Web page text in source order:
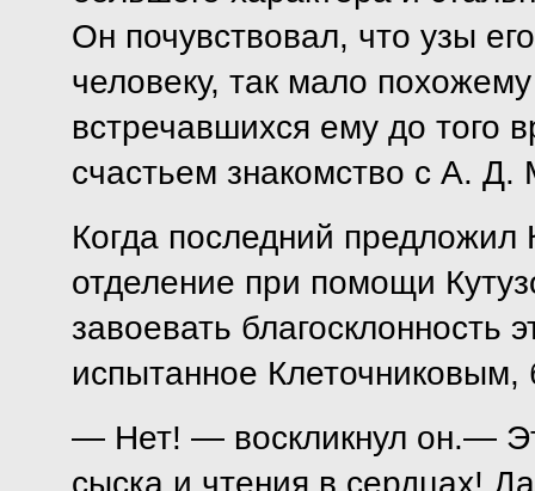
Он почувствовал, что узы
человеку, так мало
встречавшихся ему до того
счастьем знакомство с А.
Когда последний предложил
отделение при помощи
завоевать благосклонность
испытанное Клеточниковым,
— Нет! — воскликнул он.—
сыска и чтения в сердцах!